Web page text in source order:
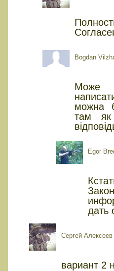
Bogdan
Може
можна
там як
Egor
дать
Сергей Алексеев
вариант 2